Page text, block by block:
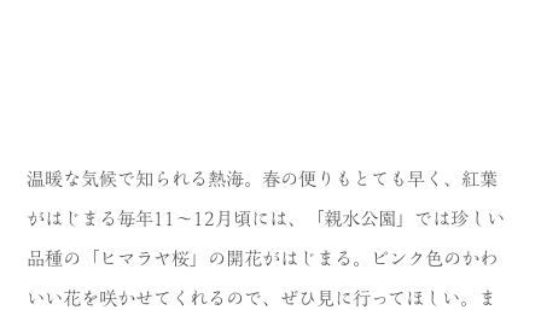
温暖な気候で知られる熱海。春の便りもとても早く、紅葉
がはじまる毎年11〜12月頃には、「親水公園」では珍しい
品種の「ヒマラヤ桜」の開花がはじまる。ピンク色のかわ
いい花を咲かせてくれるので、ぜひ見に行ってほしい。ま